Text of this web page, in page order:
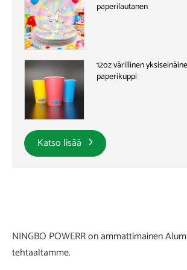
paperilautanen
12oz värillinen
paperikuppi
Katso lisää
NINGBO POWERR on ammattimainen
tehtaaltamme.